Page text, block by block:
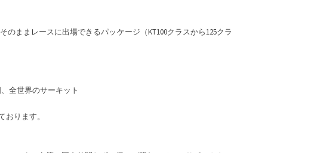
ままレースに出場できるパッケージ（KT100クラスから125クラ
全世界のサーキット
ります。